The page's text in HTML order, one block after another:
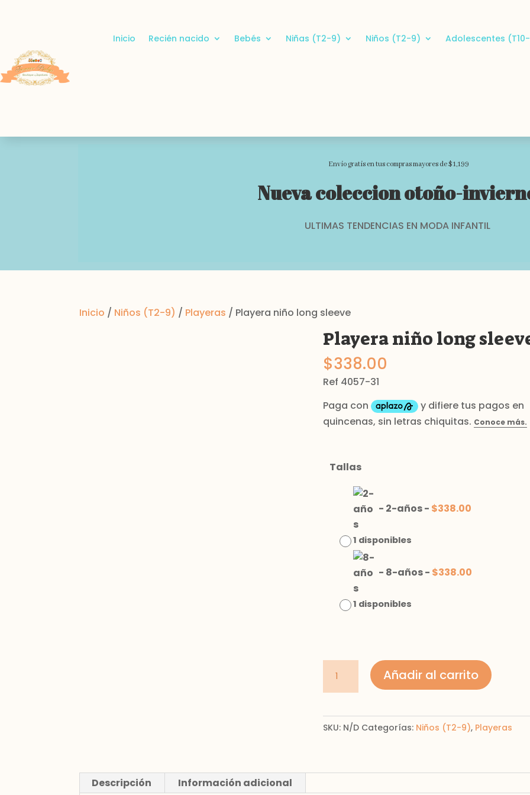
Inicio Recién nacido Bebés Niñas (T2-9) Niños (T2-9) Adolescentes
Envio gratis en tus compras mayores de $1,199
Nueva coleccion otoño-
ULTIMAS TENDENCIAS EN MODA INFANTIL
Inicio / Niños (T2-9) / Playeras / Playera niño long sleeve
Playera niño long
$338.00
Ref 4057-31
Tallas
- 2-años- $338.00
1 disponibles
- 8-años- $338.00
1 disponibles
niño
sleeve
cantidad
Añadir al carrito
SKU: N/D Categorías: Niños (T2-9), Playeras
Descripción Información adicional